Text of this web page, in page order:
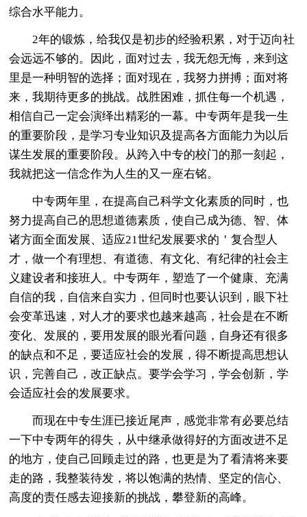
综合水平能力。
2年的锻炼，给我仅是初步的经验积累，对于迈向社
会远远不够的。因此，面对过去，我无怨无悔，来到这
里是一种明智的选择；面对现在，我努力拼搏；面对将
来，我期待更多的挑战。战胜困难，抓住每一个机遇，
相信自己一定会演绎出精彩的一幕。中专两年是我一生
的重要阶段，是学习专业知识及提高各方面能力为以后
谋生发展的重要阶段。从跨入中专的校门的那一刻起，
我就把这一信念作为人生的又一座右铭。
中专两年里，在提高自己科学文化素质的同时，也
努力提高自己的思想道德素质，使自己成为德、智、体
诸方面全面发展、适应21世纪发展要求的＇复合型人
才，做一个有理想、有道德、有文化、有纪律的社会主
义建设者和接班人。中专两年，塑造了一个健康、充满
自信的我，自信来自实力，但同时也要认识到，眼下社
会变革迅速，对人才的要求也越来越高，社会是在不断
变化、发展的，要用发展的眼光看问题，自身还有很多
的缺点和不足，要适应社会的发展，得不断提高思想认
识，完善自己，改正缺点。要学会学习，学会创新，学
会适应社会的发展要求。
而现在中专生涯已接近尾声，感觉非常有必要总结
一下中专两年的得失，从中继承做得好的方面改进不足
的地方，使自己回顾走过的路，也更是为了看清将来要
走的路，我整装待发，将以饱满的热情、坚定的信心、
高度的责任感去迎接新的挑战，攀登新的高峰。